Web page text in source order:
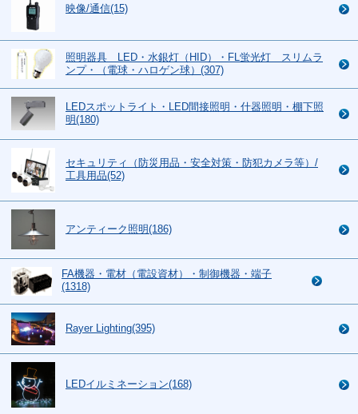
映像/通信(15)
照明器具 LED・水銀灯（HID）・FL蛍光灯 スリムラ
ンプ・（電球・ハロゲン球）(307)
LEDスポットライト・LED間接照明・什器照明・棚下照
明(180)
セキュリティ（防災用品・安全対策・防犯カメラ等）/
工具用品(52)
アンティーク照明(186)
FA機器・電材（電設資材）・制御機器・端子
(1318)
Rayer Lighting(395)
LEDイルミネーション(168)